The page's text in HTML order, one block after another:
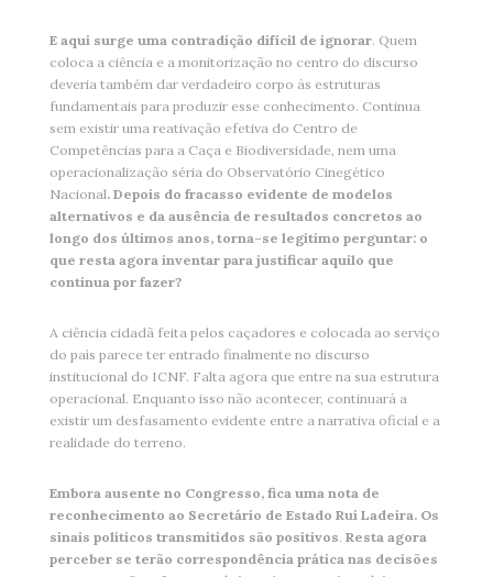
E aqui surge uma contradição difícil de ignorar. Quem
coloca a ciência e a monitorização no centro do discurso
deveria também dar verdadeiro corpo às estruturas
fundamentais para produzir esse conhecimento. Continua
sem existir uma reativação efetiva do Centro de
Competências para a Caça e Biodiversidade, nem uma
operacionalização séria do Observatório Cinegético
Nacional. Depois do fracasso evidente de modelos
alternativos e da ausência de resultados concretos ao
longo dos últimos anos, torna-se legítimo perguntar: o
que resta agora inventar para justificar aquilo que
continua por fazer?
A ciência cidadã feita pelos caçadores e colocada ao serviço
do país parece ter entrado finalmente no discurso
institucional do ICNF. Falta agora que entre na sua estrutura
operacional. Enquanto isso não acontecer, continuará a
existir um desfasamento evidente entre a narrativa oficial e a
realidade do terreno.
Embora ausente no Congresso, fica uma nota de
reconhecimento ao Secretário de Estado Rui Ladeira. Os
sinais políticos transmitidos são positivos. Resta agora
perceber se terão correspondência prática nas decisões